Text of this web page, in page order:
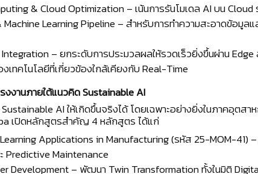
& Cloud Optimization – เน้นการรันโมเดล AI บน
Learning Pipeline – สำหรับการทำความสะอาดข้อมูล
– ยกระดับการประมวลผลให้รวดเร็วยิ่งขึ้นผ่าน
เทคโนโลยีที่เกี่ยวข้องใกล้เคียงกับ Real-Time
งงานภายใต้แนวคิด Sustainable AI
AI ให้เกิดขึ้นจริงได้ โดยเฉพาะอย่างยิ่งในภาคอุต
เปิดหลักสูตรสำคัญ 4 หลักสูตร ได้แก่
Applications in Manufacturing (รหัส 25-MOM-41)
Predictive Maintenance
Development – พัฒนา Twin Transformation ทั้งในมิติ